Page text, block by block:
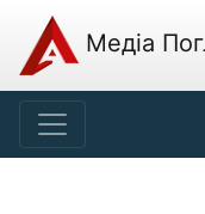
Медіа